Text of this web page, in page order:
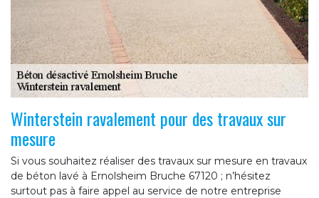
Winterstein ravalement pour des travaux sur
mesure
Si vous souhaitez réaliser des travaux sur mesure en travaux
de béton lavé à Ernolsheim Bruche 67120 ; n’hésitez
surtout pas à faire appel au service de notre entreprise